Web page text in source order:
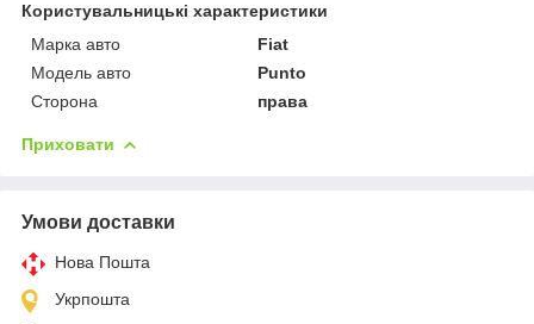
Користувальницькі характеристики
Марка авто
Fiat
Модель авто
Punto
Сторона
права
Приховати
Умови доставки
Нова Пошта
Укрпошта